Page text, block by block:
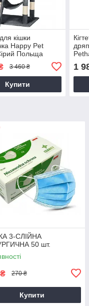
кішки
Happy Pet
Польща
3 460 ₴
Купити
1
3-СЛІЙНА
50 шт.
₴ 270 ₴
Купити